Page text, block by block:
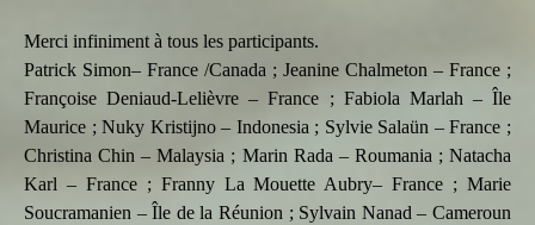
Merci infiniment à tous les participants.
Patrick Simon– France /Canada ; Jeanine Chalmeton – France ;
Françoise Deniaud-Lelièvre – France ; Fabiola Marlah – Île
Maurice ; Nuky Kristijno – Indonesia ; Sylvie Salaün – France ;
Christina Chin – Malaysia ; Marin Rada – Roumania ; Natacha
Karl – France ; Franny La Mouette Aubry– France ; Marie
Soucramanien – Île de la Réunion ; Sylvain Nanad – Cameroun